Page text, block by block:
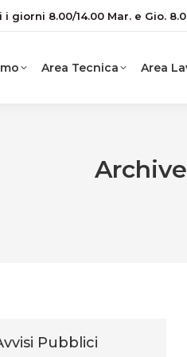
i giorni 8.00/14.00 Mar. e Gio.
Area Tecnica Area
Pubblici